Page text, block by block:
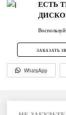
ЕСТЬ
ЗАКАЗАТЬ
WhatsApp